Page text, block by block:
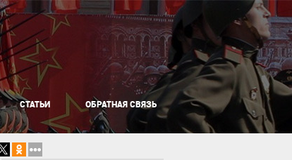
СТАТЬИ ОБРАТНАЯ СВЯЗЬ